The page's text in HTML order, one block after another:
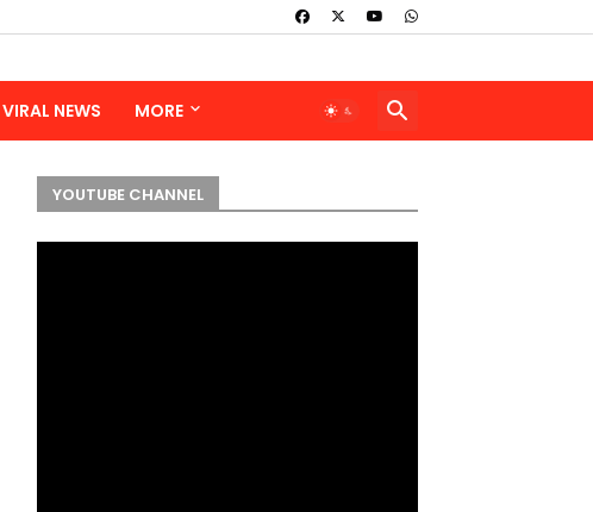
VIRAL NEWS MORE
YOUTUBE CHANNEL